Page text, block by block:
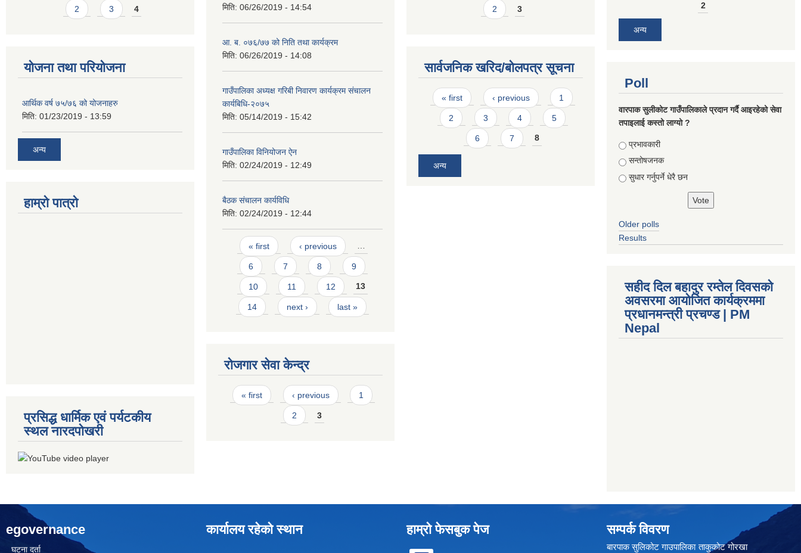
2 3 4
योजना तथा परियोजना
आर्थिक वर्ष ७५/७६ को योजनाहरु
मिति: 01/23/2019 - 13:59
अन्य
हाम्रो पात्रो
प्रसिद्ध धार्मिक एवं पर्यटकीय
स्थल नारदपोखरी
मिति: 06/26/2019 - 14:54
आ. ब. ०७६/७७ को निति तथा कार्यक्रम
मिति: 06/26/2019 - 14:08
गाउँपालिका अध्यक्ष गरिबी निवारण कार्यक्रम संचालन
कार्यबिधि-२०७५
मिति: 05/14/2019 - 15:42
गाउँपालिका विनियोजन ऐन
मिति: 02/24/2019 - 12:49
बैठक संचालन कार्यविधि
मिति: 02/24/2019 - 12:44
Pages
« first ‹ previous …
6 7 8 9
10 11 12 13
14 next › last »
रोजगार सेवा केन्द्र
Pages
« first ‹ previous 1
2 3
2 3
सार्वजनिक खरिद/बोलपत्र सूचना
Pages
« first ‹ previous 1
2 3 4 5
6 7 8
अन्य
2
अन्य
Poll
वारपाक सुलीकोट गाउँपालिकाले प्रदान गर्दै आइरहेको सेवा
तपाइलाई कस्तो लाग्यो ?
Choices
प्रभावकारी
सन्तोषजनक
सुधार गर्नुपर्ने धेरै छन
Older polls
Results
सहीद दिल बहादुर रम्तेल दिवसको
अवसरमा आयोजित कार्यक्रममा
प्रधानमन्त्री प्रचण्ड | PM
Nepal
egovernance
घटना दर्ता
कार्यालय रहेको स्थान हाम्रो फेसबुक पेज सम्पर्क विवरण
बारपाक सुलिकोट गाउपालिका ताकुकोट गोरखा